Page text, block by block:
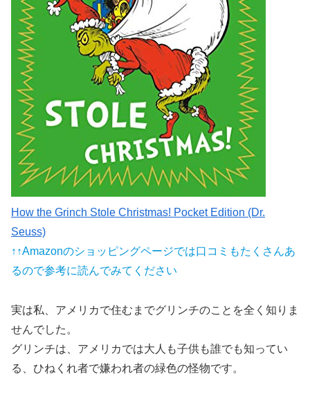
How the Grinch Stole Christmas! Pocket Edition (Dr.
Seuss)
↑↑Amazonのショッピングページでは口コミもたくさんあ
るので参考に読んでみてください
実は私、アメリカで住むまでグリンチのことを全く知りま
せんでした。
グリンチは、 アメリカでは大人も子供も誰でも知ってい
る、ひねくれ者で嫌われ者の緑色の怪物です。